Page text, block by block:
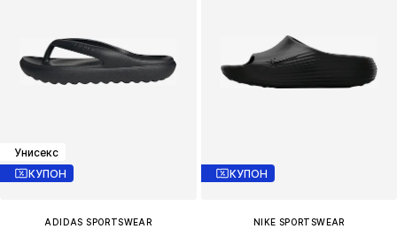
Унисекс
КУПОН
ADIDAS SPORTSWEAR
КУПОН
NIKE SPORTSWEAR